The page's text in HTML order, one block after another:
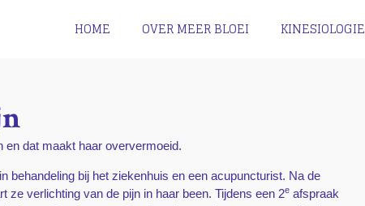
HOME OVER MEER BLOEI KINESIOLOGIE
en dat maakt haar oververmoeid.
behandeling bij het ziekenhuis en een acupuncturist. Na de
ze verlichting van de pijn in haar been. Tijdens een 2e afspraak